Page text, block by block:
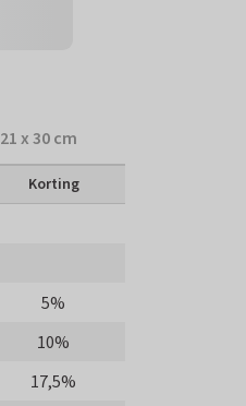
21 x 30 cm
Korting
5%
10%
17,5%